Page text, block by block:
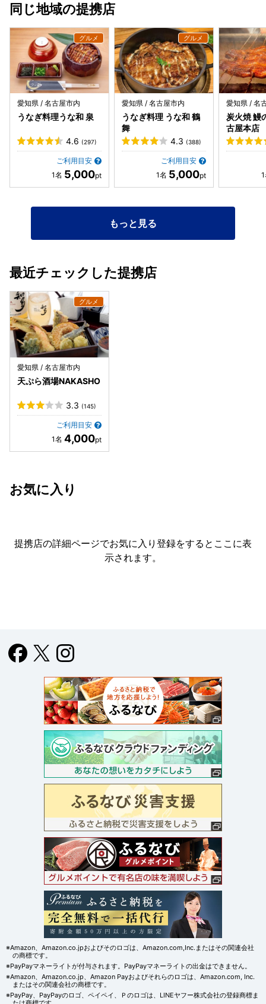
300円で食べ放題！ 凄い！ ※天つゆとゲランドの塩と壱岐の
あったのでまずオーダー 人参だけなのに…めっちゃ美味い！
天つゆと合いすぎる ホタテとからすみの磯部あげの天ぷらは
塩で！ホタテの甘みにからすみがいい 海苔で不思議な食感に
なってました 泡と玉ねぎの天ぷらは見た目がオシャレ！しか
も安い！めんつゆがものすごいあう！ そして個人的イチオシ
の "蟹魂(かにこん)" 蟹の身をぎゅうぎゅうに入ってカニ味噌
まで入ってもう蟹より蟹！ これで880円は安すぎない？ 次
回はこれ目当てに来たい そして天ぷら8種盛りは (ホタテ、
ヤングコーン、鯵、きす、海老、茄子、かぼちゃ、さつまい
も) 全部美味しいのだけど 中でも海老！ よくある海老天です
よ…の顔してるけど 濃厚な味でびっくりする 素材がいいん
ですね 他の天ぷらも美味しいです 途中 ウイスキーの響をロ
ックで 贅沢に美味しい スイートポテト天ってのもあったの
した 最後に豆乳チーズムースで〆て大満足すぎる！ 店員さ
んがよく見ててくれて オーダーもお皿を片付けもすごく適切
な時に来てくれるし 料理の説明もわかりやすかった 絶対に
(うなぎの骨せんべいorほうれん草と水菜のサラダ) ︎︎︎︎︎︎☑︎ 人参の
と玉ねぎの天ぷら￥380 ︎︎︎︎︎︎☑︎ 蟹魂￥880 ︎︎︎︎︎︎☑︎ 天ぷら8種盛り
￥1,850 (ホタテ、ヤングコーン、鯵、きす、海老、茄子、か
ぼちゃ、さつまいも) ︎︎︎︎︎︎☑︎ スイートポテト天￥250 ︎︎︎︎︎︎☑︎ 豆乳チー
ズムース￥650 【飲んだもの】 醸し人九平次￥950 国盛 知
多露茜 梅原酒(ソーダ割)￥650 響(ロック)￥1,100 オールフ
リー￥550 ※税込価格 ※お酒は20歳を過ぎてからスト ップ飲
酒運転 ※妊娠中や授乳期の飲酒はやめまし ょう ＿＿＿＿＿
＿＿＿＿＿＿＿＿＿ 店名 ：天ぷら酒場NAKASHO 住所 ：〒
コートタワー地下１階 時間：11時00分～15時00分 17時00
分～23時00分 定休日：無し ＿＿＿＿＿＿＿＿＿＿＿＿＿＿
同じ地域の提携店
愛知県 / 名古屋市内
うなぎ料理うな和 泉
4.6 (297)
ご利用目安
5,000
愛知県 / 名古屋市内
うなぎ料理 うな和 鶴
舞
4.3 (388)
ご利用目安
5,000
愛知県 / 名
炭火焼 鰻
古屋本店
もっと見る
最近チェックした提携店
愛知県 / 名古屋市内
天ぷら酒場NAKASHO
3.3 (145)
ご利用目安
4,000
お気に入り
提携店の詳細ページでお気に入り登録をすると ここに表
示されます。
※Amazon、Amazon.co.jpおよびそのロゴは、Amazon.com,Inc.またはその関連会社
の商標です。
※PayPayマネーライトが付与されます。PayPayマネーライトの出金はできません。
※Amazon、Amazon.co.jp、Amazon Payおよびそれらのロゴは、Amazon.com, Inc.
またはその関連会社の商標です。
※PayPay、PayPayのロゴ、ペイペイ、Ｐのロゴは、LINEヤフー株式会社の登録商標ま